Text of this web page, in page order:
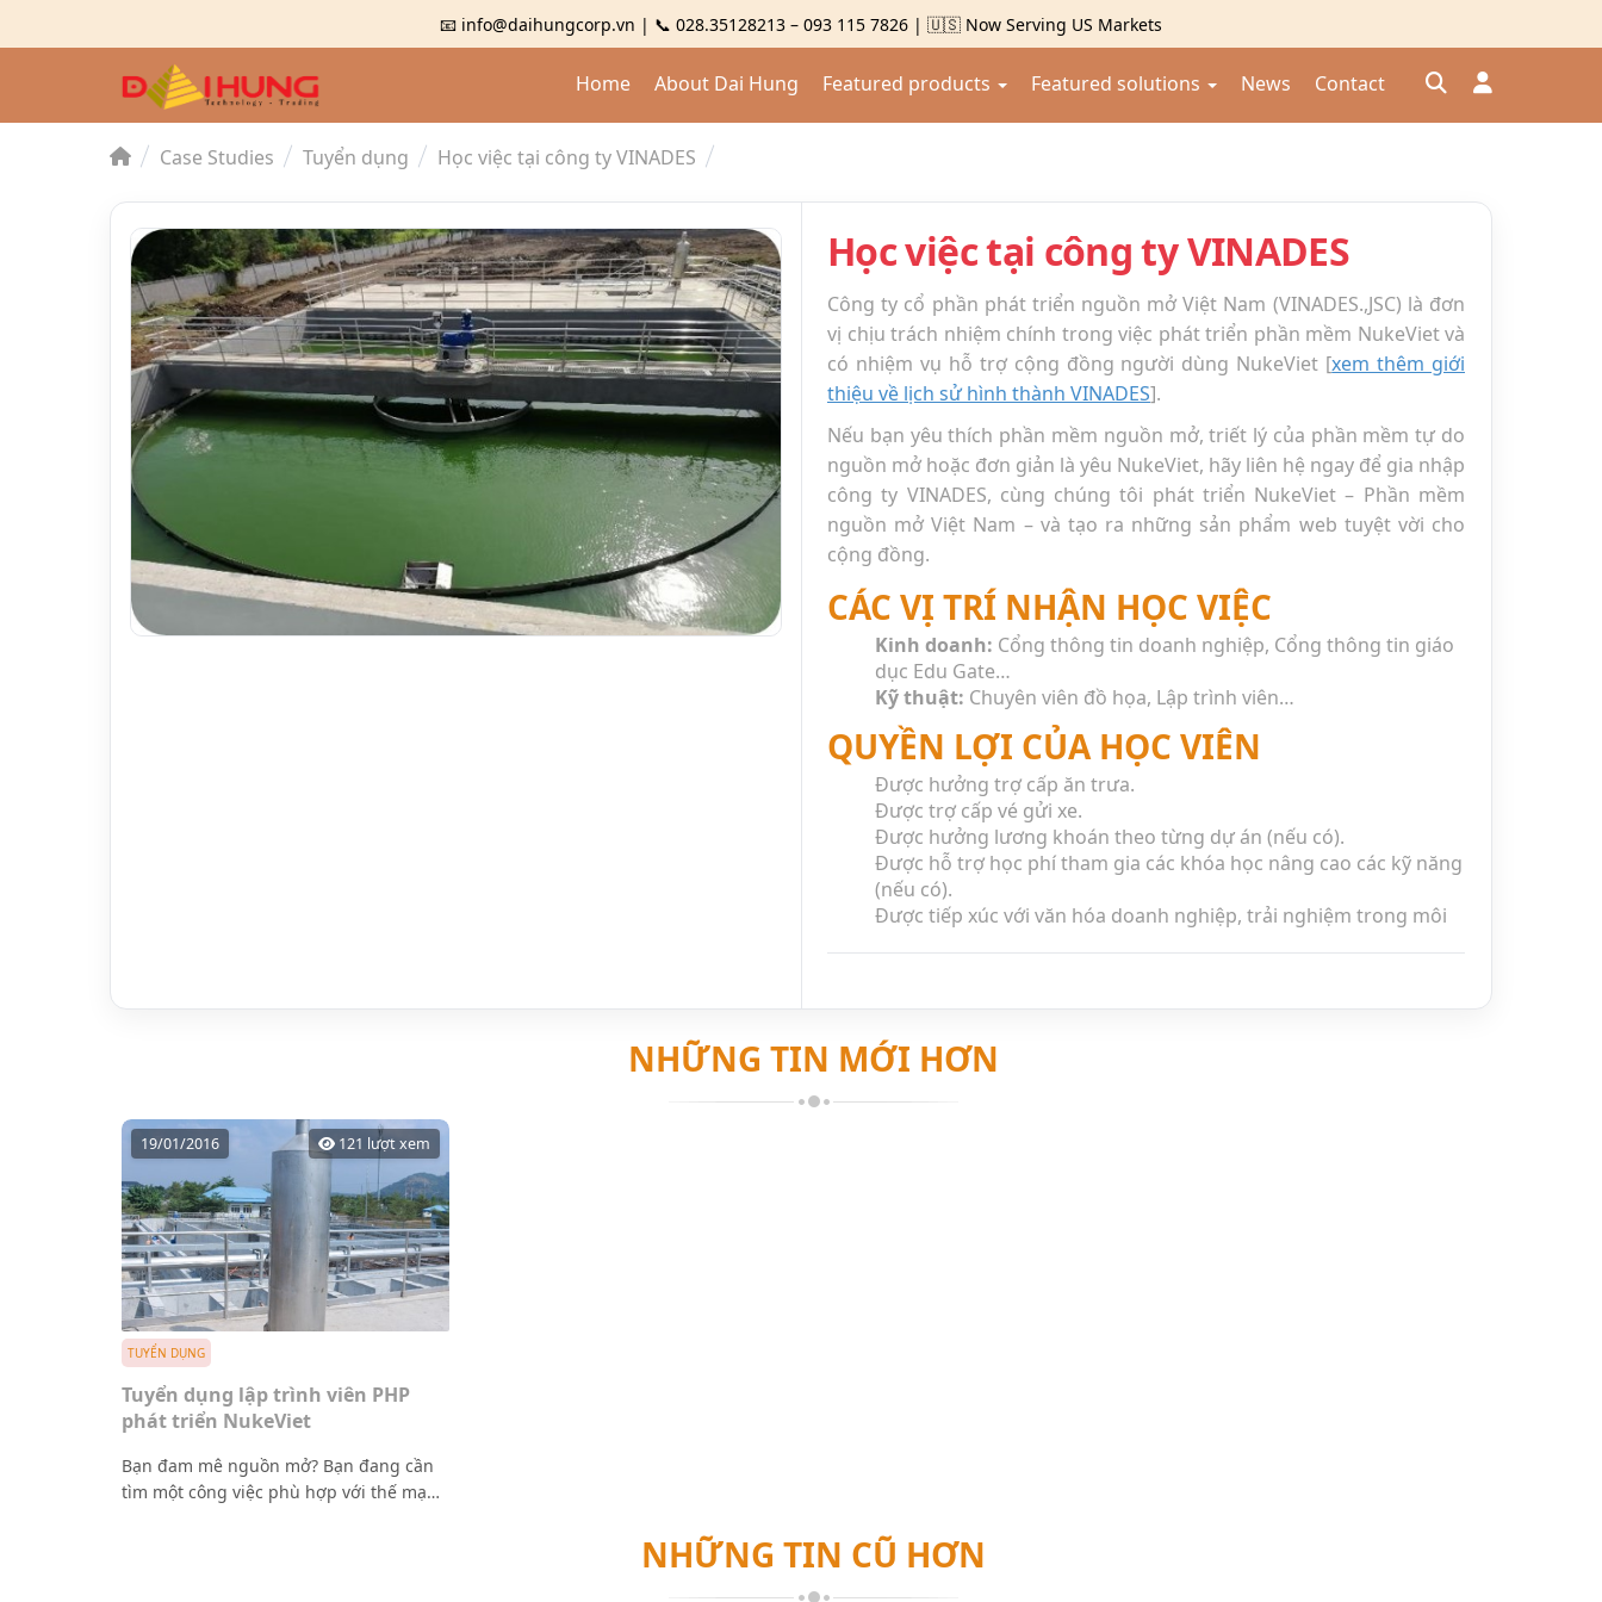
📧 info@daihungcorp.vn | 📞 028.35128213 – 093 115 7826 | 🇺🇸 Now Serving US Markets
Home About Dai Hung Featured products Featured solutions News Contact
Kiểm tra đơn hàng
Case Studies Tuyển dụng Học việc tại công ty VINADES
Học việc tại công ty VINADES
Công ty cổ phần phát triển nguồn mở Việt Nam (VINADES.,JSC) là đơn
vị chịu trách nhiệm chính trong việc phát triển phần mềm NukeViet và
có nhiệm vụ hỗ trợ cộng đồng người dùng NukeViet [xem thêm giới
thiệu về lịch sử hình thành VINADES].
Nếu bạn yêu thích phần mềm nguồn mở, triết lý của phần mềm tự do
nguồn mở hoặc đơn giản là yêu NukeViet, hãy liên hệ ngay để gia nhập
công ty VINADES, cùng chúng tôi phát triển NukeViet – Phần mềm
nguồn mở Việt Nam – và tạo ra những sản phẩm web tuyệt vời cho
cộng đồng.
CÁC VỊ TRÍ NHẬN HỌC VIỆC
Kinh doanh: Cổng thông tin doanh nghiệp, Cổng thông tin giáo
dục Edu Gate…
Kỹ thuật: Chuyên viên đồ họa, Lập trình viên…
QUYỀN LỢI CỦA HỌC VIÊN
Được hưởng trợ cấp ăn trưa.
Được trợ cấp vé gửi xe.
Được hưởng lương khoán theo từng dự án (nếu có).
Được hỗ trợ học phí tham gia các khóa học nâng cao các kỹ năng
(nếu có).
Được tiếp xúc với văn hóa doanh nghiệp, trải nghiệm trong môi
mềm trong quá trình làm việc hàng ngày.
Tham gia các chương trình ngoại khóa, các hoạt động nội bộ của
công ty.
Có kỹ năng giao tiếp và tư duy logic tốt, năng động và ham học hỏi.
NHỮNG TIN MỚI HƠN
19/01/2016 121 lượt xem
TUYỂN DỤNG
Tuyển dụng lập trình viên PHP
phát triển NukeViet
Bạn đam mê nguồn mở? Bạn đang cần
tìm một công việc phù hợp với thế mạnh
NHỮNG TIN CŨ HƠN